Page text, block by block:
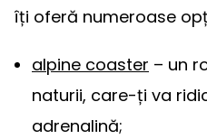
îți oferă numeroase
alpine coaster – un
naturii, care-ți va
adrenalină;